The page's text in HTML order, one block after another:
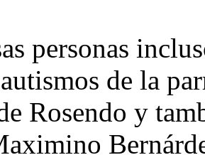
personas
de la
Rosendo y